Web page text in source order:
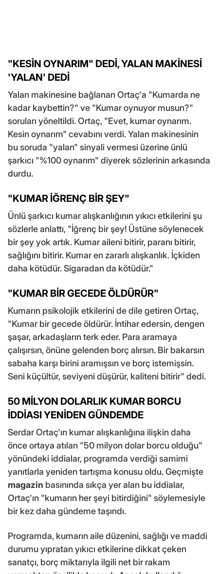
"KESİN OYNARIM" DEDİ, YALAN MAKİNESİ
'YALAN' DEDİ
Yalan makinesine bağlanan Ortaç'a "Kumarda ne
kadar kaybettin?" ve "Kumar oynuyor musun?"
soruları yöneltildi. Ortaç, "Evet, kumar oynarım.
Kesin oynarım" cevabını verdi. Yalan makinesinin
bu soruda "yalan" sinyali vermesi üzerine ünlü
şarkıcı "%100 oynarım" diyerek sözlerinin arkasında
durdu.
"KUMAR İĞRENÇ BİR ŞEY"
Ünlü şarkıcı kumar alışkanlığının yıkıcı etkilerini şu
sözlerle anlattı, "İğrenç bir şey! Üstüne söylenecek
bir şey yok artık. Kumar aileni bitirir, paranı bitirir,
sağlığını bitirir. Kumar en zararlı alışkanlık. İçkiden
daha kötüdür. Sigaradan da kötüdür."
"KUMAR BİR GECEDE ÖLDÜRÜR"
Kumarın psikolojik etkilerini de dile getiren Ortaç,
"Kumar bir gecede öldürür. İntihar edersin, dengen
şaşar, arkadaşların terk eder. Para aramaya
çalışırsın, önüne gelenden borç alırsın. Bir bakarsın
sabaha karşı birini aramışsın ve borç istemişsin.
Seni küçültür, seviyeni düşürür, kaliteni bitirir" dedi.
50 MİLYON DOLARLIK KUMAR BORCU
İDDİASI YENİDEN GÜNDEMDE
Serdar Ortaç'ın kumar alışkanlığına ilişkin daha
önce ortaya atılan "50 milyon dolar borcu olduğu"
yönündeki iddialar, programda verdiği samimi
yanıtlarla yeniden tartışma konusu oldu. Geçmişte
magazin basınında sıkça yer alan bu iddialar,
Ortaç'ın "kumarın her şeyi bitirdiğini" söylemesiyle
bir kez daha gündeme taşındı.
Programda, kumarın aile düzenini, sağlığı ve maddi
durumu yıpratan yıkıcı etkilerine dikkat çeken
sanatçı, borç miktarıyla ilgili net bir rakam